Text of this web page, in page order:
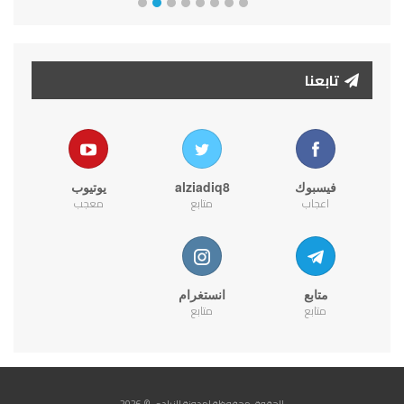
تابعنا
فيسبوك
اعجاب
alziadiq8
متابع
يوتيوب
معجب
متابع
متابع
انستغرام
متابع